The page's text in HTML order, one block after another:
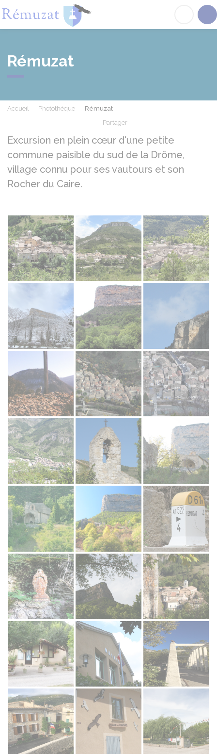
Rémuzat
Accueil Photothèque
Rémuzat
Partager
Excursion en plein cœur d'une petite
commune paisible du sud de la Drôme,
village connu pour ses vautours et son
Rocher du Caire.
Rémuzat village
Rocher du Caire Rocher du Caire Vautours Rémuzat
Vautour Rocher Du CaireRémuzat Village
Rémuzat Village Chapelle Saint MichelChapelle Saint
Chapelle St Michel à Rémuzat
Rocher du Caire Rémuzat
Sainte Vierge du jardin de la cure
Rocher du Caire Rémuzat Village
Camping Municipal de Rémuzat
Mairie de Rémuzat